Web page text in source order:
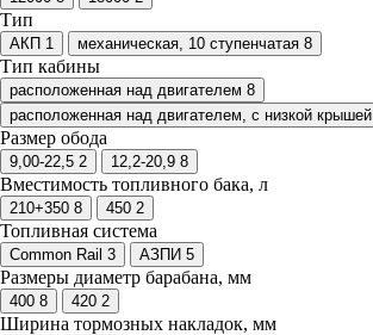
Тип
АКП 1 механическая, 10 ступенчатая 8
Тип кабины
расположенная над двигателем 8
расположенная над двигателем, с низкой крышей
Размер обода
9,00-22,5 2 12,2-20,9 8
Вместимость топливного бака, л
210+350 8 450 2
Топливная система
Common Rail 3 АЗПИ 5
Размеры диаметр барабана, мм
400 8 420 2
Ширина тормозных накладок, мм